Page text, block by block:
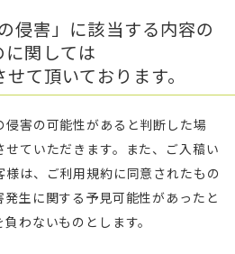
侵害」に該当する内容の
に関しては
て頂いております。
侵害の可能性があると判断した場
ていただきます。また、ご入稿い
は、ご利用規約に同意されたもの
生に関する予見可能性があったと
わないものとします。